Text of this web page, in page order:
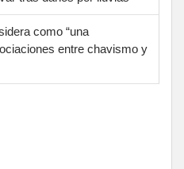
como “una
entre chavismo y